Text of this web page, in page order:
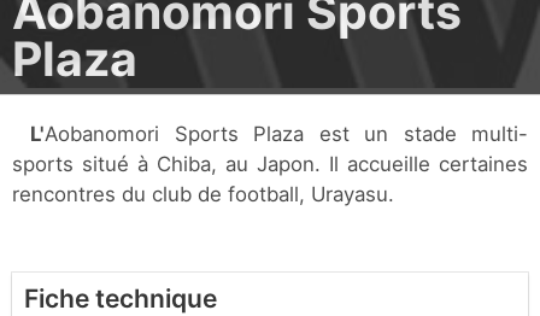
Aobanomori Sports
Plaza
L'Aobanomori Sports Plaza est un stade multi-
sports situé à Chiba, au Japon. Il accueille certaines
rencontres du club de football, Urayasu.
Fiche technique